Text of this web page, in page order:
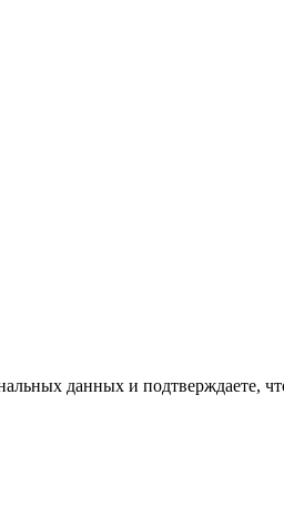
данных и подтверждаете,